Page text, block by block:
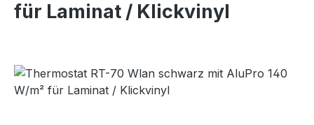
für Laminat / Klickvinyl
Bildergalerie überspringen